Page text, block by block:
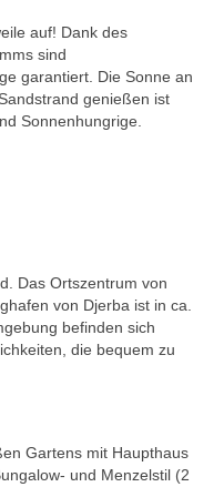
auf! Dank des
sind
garantiert. Die Sonne an
genießen ist
Sonnenhungrige.
Das Ortszentrum von
von Djerba ist in ca.
befinden sich
die bequem zu
Gartens mit Haupthaus
und Menzelstil (2